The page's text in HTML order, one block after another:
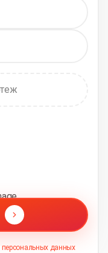
персональных данных